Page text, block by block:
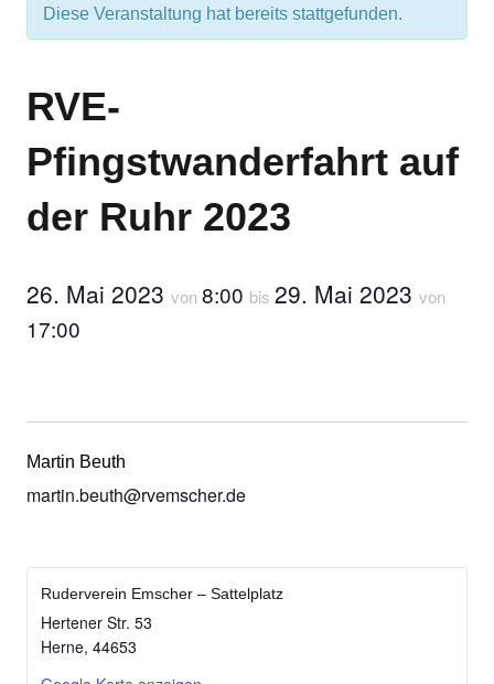
Diese Veranstaltung hat bereits stattgefunden.
RVE-
Pfingstwanderfahrt auf
der Ruhr 2023
26. Mai 2023 von 8:00 bis 29. Mai 2023 von
17:00
Martin Beuth
martin.beuth@rvemscher.de
Ruderverein Emscher – Sattelplatz
Hertener Str. 53
Herne, 44653